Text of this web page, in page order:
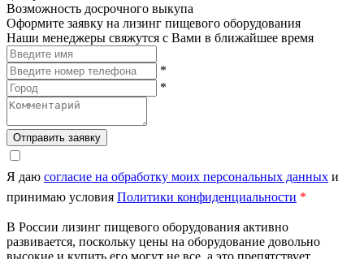
Возможность досрочного выкупа
Оформите заявку на лизинг пищевого оборудования
Наши менеджеры свяжутся с Вами в ближайшее время
*
*
Отправить заявку
Я даю согласие на обработку моих персональных данных и
принимаю условия Политики конфиденциальности *
В России лизинг пищевого оборудования активно
развивается, поскольку цены на оборудование довольно
высокие и купить его могут не все, а это препятствует